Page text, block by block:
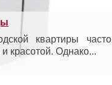
квартиры часто
красотой. Однако...